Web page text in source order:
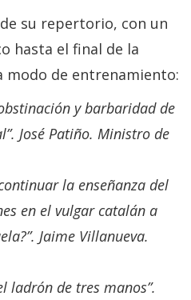
su repertorio, con un
hasta el final de la
de entrenamiento:
y barbaridad de
José Patiño. Ministro de
la enseñanza del
en el vulgar catalán a
Jaime Villanueva.
ladrón de tres manos”.